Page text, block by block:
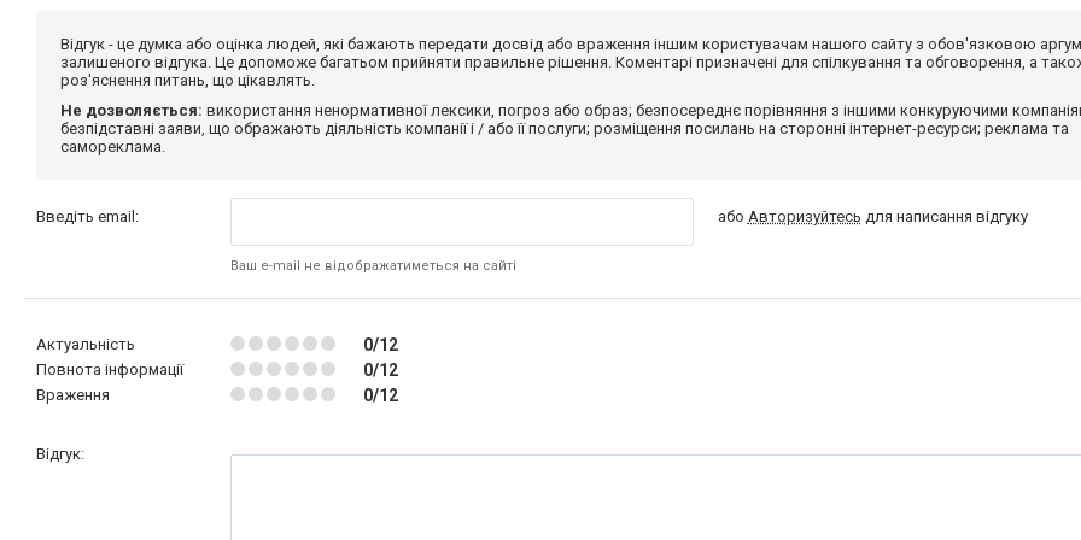
Відгук - це думка або оцінка людей, які бажають передати досвід або враження іншим користувачам нашого сайту з обов'язковою
залишеного відгука. Це допоможе багатьом прийняти правильне рішення. Коментарі призначені для спілкування та обговорення, а
роз'яснення питань, що цікавлять.
Не дозволяється: використання ненормативної лексики, погроз або образ; безпосереднє порівняння з іншими конкуруючими
безпідставні заяви, що ображають діяльність компанії і / або її послуги; розміщення посилань на сторонні інтернет-ресурси; реклама та
самореклама.
Введіть email:
Ваш e-mail не відображатиметься на сайті
або Авторизуйтесь для написання відгуку
Актуальність 0/12
Повнота інформації 0/12
Враження 0/12
Відгук: